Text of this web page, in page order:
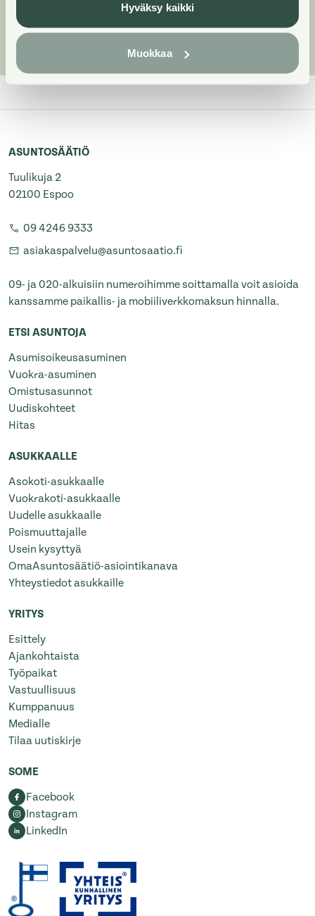
Hyväksy kaikki
Muokkaa
Näytä kaikki
ASUNTOSÄÄTIÖ
Tuulikuja 2
02100 Espoo
09 4246 9333
asiakaspalvelu@asuntosaatio.fi
09- ja 020-alkuisiin numeroihimme soittamalla voit asioida
kanssamme paikallis- ja mobiiliverkkomaksun hinnalla.
ETSI ASUNTOJA
Asumisoikeusasuminen
Vuokra-asuminen
Omistusasunnot
Uudiskohteet
Hitas
ASUKKAALLE
Asokoti-asukkaalle
Vuokrakoti-asukkaalle
Uudelle asukkaalle
Poismuuttajalle
Usein kysyttyä
OmaAsuntosäätiö-asiointikanava
Yhteystiedot asukkaille
YRITYS
Esittely
Ajankohtaista
Työpaikat
Vastuullisuus
Kumppanuus
Medialle
Tilaa uutiskirje
SOME
Facebook
Instagram
LinkedIn